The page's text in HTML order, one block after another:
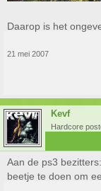
Daarop is het
21 mei 2007
Kevf
Hardcore
Aan de ps3
beetje te doen om